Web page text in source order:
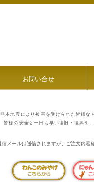
お問い合せ
本地震により被害を受けられた皆様な
皆様の安全と一日も早い復旧・復興を
メールは送信されますが、ご注文内容